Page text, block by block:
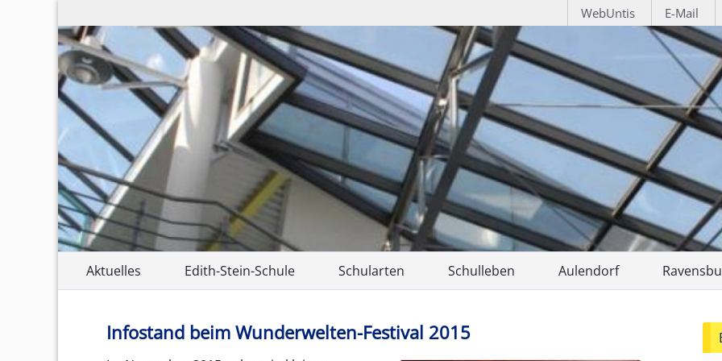
WebUntis E-Mail
Inhalt
Aktuelles Edith-Stein-Schule Schularten Schulleben
Jugend
UNESCO
Aulendorf
Infostand beim Wunderwelten-Festival 2015